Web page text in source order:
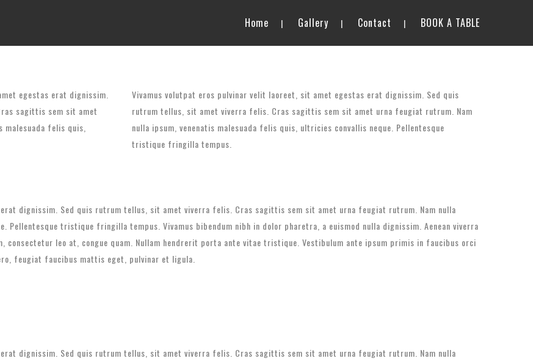
Home Gallery Contact BOOK A TABLE
egestas erat dignissim.
sagittis sem sit amet
malesuada felis quis,
Vivamus volutpat eros pulvinar velit laoreet, sit amet egestas erat dignissim. Sed quis
rutrum tellus, sit amet viverra felis. Cras sagittis sem sit amet urna feugiat rutrum. Nam
nulla ipsum, venenatis malesuada felis quis, ultricies convallis neque. Pellentesque
tristique fringilla tempus.
dignissim. Sed quis rutrum tellus, sit amet viverra felis. Cras sagittis sem sit amet urna feugiat rutrum. Nam nulla
Pellentesque tristique fringilla tempus. Vivamus bibendum nibh in dolor pharetra, a euismod nulla dignissim. Aenean viverra
consectetur leo at, congue quam. Nullam hendrerit porta ante vitae tristique. Vestibulum ante ipsum primis in faucibus orci
feugiat faucibus mattis eget, pulvinar et ligula.
dignissim. Sed quis rutrum tellus, sit amet viverra felis. Cras sagittis sem sit amet urna feugiat rutrum. Nam nulla